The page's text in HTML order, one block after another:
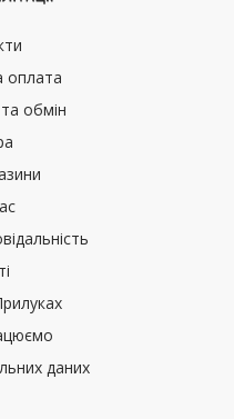
оплата
обмін
даних